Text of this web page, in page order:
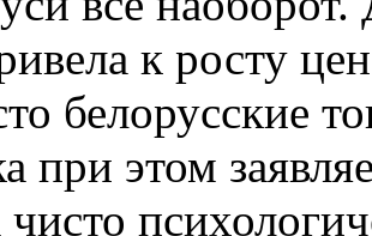
к росту
белорусские
при этом
чисто